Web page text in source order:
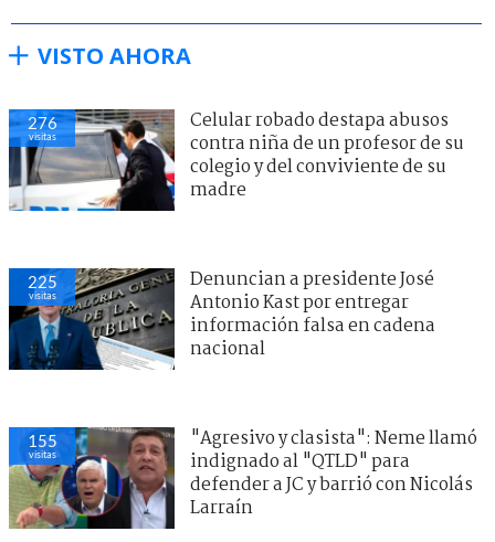
VISTO AHORA
276
visitas
Celular robado destapa abusos
contra niña de un profesor de su
colegio y del conviviente de su
madre
225
visitas
Denuncian a presidente José
Antonio Kast por entregar
información falsa en cadena
nacional
155
visitas
"Agresivo y clasista": Neme llamó
indignado al "QTLD" para
defender a JC y barrió con Nicolás
Larraín